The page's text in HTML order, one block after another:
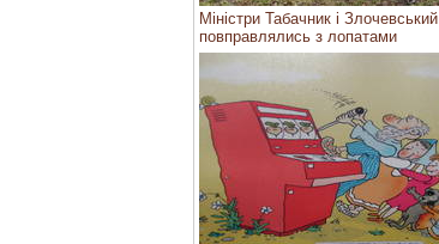
Міністри Табачник і Злочевський
повправлялись з лопатами